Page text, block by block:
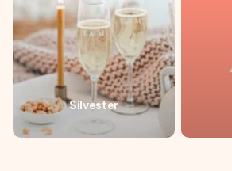
Silvester